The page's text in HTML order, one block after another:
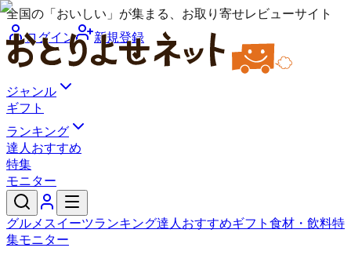
全国の「おいしい」が集まる、お取り寄せレビューサイト
ログイン
新規登録
ジャンル
ギフト
ランキング
達人おすすめ
特集
モニター
グルメ スイーツランキング達人おすすめギフト 食材・飲料特
集モニター